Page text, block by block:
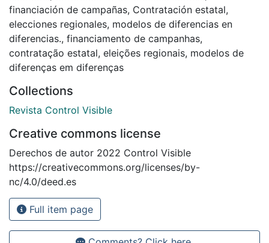
financiación de campañas, Contratación estatal,
elecciones regionales, modelos de diferencias en
diferencias., financiamento de campanhas,
contratação estatal, eleições regionais, modelos de
diferenças em diferenças
Collections
Revista Control Visible
Creative commons license
Derechos de autor 2022 Control Visible
https://creativecommons.org/licenses/by-
nc/4.0/deed.es
Full item page